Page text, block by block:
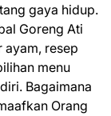
gaya hidup.
Goreng Ati
ayam, resep
menu
Bagaimana
Orang